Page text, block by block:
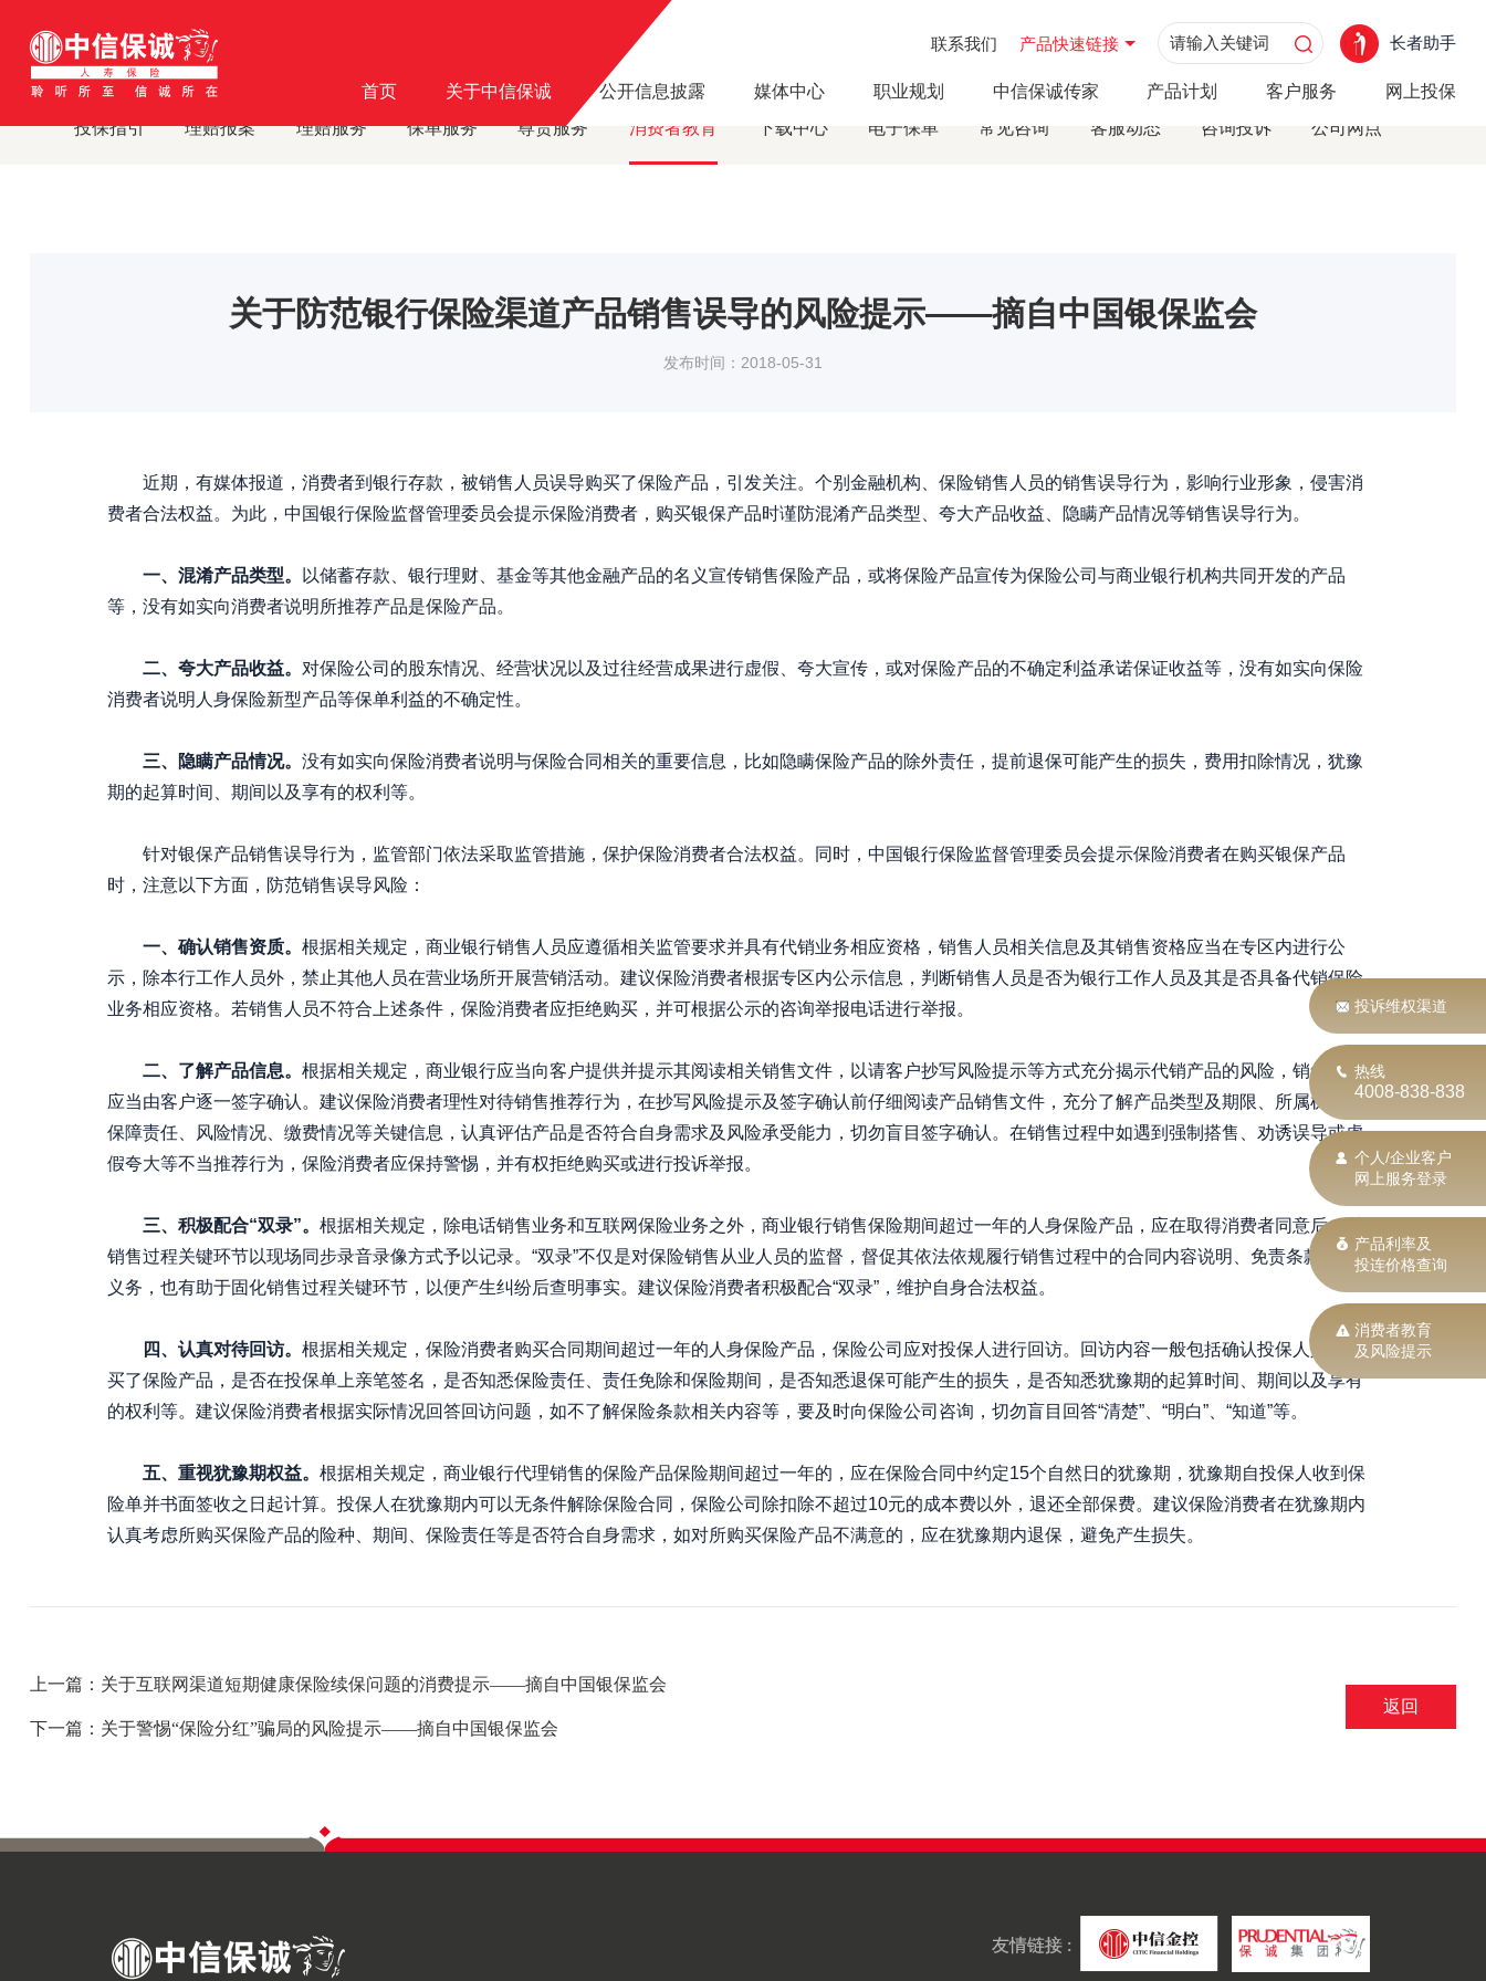
联系我们 产品快速链接 长者助手
首页 关于中信保诚 公开信息披露 媒体中心 职业规划 中信保诚传家 产品计划 客户服务 网上投保
首页 · 客户服务 · 关于防范银行保险渠道产品销售误导的风险提示——摘自中国银保监会
投保指引 理赔报案 理赔服务 保单服务 尊贵服务 消费者教育 下载中心 电子保单 常见咨询 客服动态 咨询投诉 公司网点
关于防范银行保险渠道产品销售误导的风险提示——摘自中国银保监会
发布时间：2018-05-31
近期，有媒体报道，消费者到银行存款，被销售人员误导购买了保险产品，引发关注。个别金融机构、保险销售人员的销售误导行为，影响行业形象，侵害消
费者合法权益。为此，中国银行保险监督管理委员会提示保险消费者，购买银保产品时谨防混淆产品类型、夸大产品收益、隐瞒产品情况等销售误导行为。
一、混淆产品类型。
以储蓄存款、银行理财、基金等其他金融产品的名义宣传销售保险产品，或将保险产品宣传为保险公司与商业银行机构共同开发的产品
等，没有如实向消费者说明所推荐产品是保险产品。
二、夸大产品收益。 对保险公司的股东情况、经营状况以及过往经营成果进行虚假、夸大宣传，或对保险产品的不确定利益承诺保证收益等，没有如实向保险
消费者说明人身保险新型产品等保单利益的不确定性。
三、隐瞒产品情况。 没有如实向保险消费者说明与保险合同相关的重要信息，比如隐瞒保险产品的除外责任，提前退保可能产生的损失，费用扣除情况，犹豫
期的起算时间、期间以及享有的权利等。
针对银保产品销售误导行为，监管部门依法采取监管措施，保护保险消费者合法权益。同时，中国银行保险监督管理委员会提示保险消费者在购买银保产品
时，注意以下方面，防范销售误导风险：
一、确认销售资质。 根据相关规定，商业银行销售人员应遵循相关监管要求并具有代销业务相应资格，销售人员相关信息及其销售资格应当在专区内进行公
示，除本行工作人员外，禁止其他人员在营业场所开展营销活动。建议保险消费者根据专区内公示信息，判断销售人员是否为银行工作人员及其是否具备代销保险
业务相应资格。若销售人员不符合上述条件，保险消费者应拒绝购买，并可根据公示的咨询举报电话进行举报。
二、了解产品信息。 根据相关规定，商业银行应当向客户提供并提示其阅读相关销售文件，以请客户抄写风险提示等方式充分揭示代销产品的风险，销售文件
应当由客户逐一签字确认。建议保险消费者理性对待销售推荐行为，在抄写风险提示及签字确认前仔细阅读产品销售文件，充分了解产品类型及期限、所属机构、
保障责任、风险情况、缴费情况等关键信息，认真评估产品是否符合自身需求及风险承受能力，切勿盲目签字确认。在销售过程中如遇到强制搭售、劝诱误导或虚
假夸大等不当推荐行为，保险消费者应保持警惕，并有权拒绝购买或进行投诉举报。
三、积极配合“双录”。 根据相关规定，除电话销售业务和互联网保险业务之外，商业银行销售保险期间超过一年的人身保险产品，应在取得消费者同意后，对
销售过程关键环节以现场同步录音录像方式予以记录。“双录”不仅是对保险销售从业人员的监督，督促其依法依规履行销售过程中的合同内容说明、免责条款提示等
义务，也有助于固化销售过程关键环节，以便产生纠纷后查明事实。建议保险消费者积极配合“双录”，维护自身合法权益。
四、认真对待回访。 根据相关规定，保险消费者购买合同期间超过一年的人身保险产品，保险公司应对投保人进行回访。回访内容一般包括确认投保人是否购
买了保险产品，是否在投保单上亲笔签名，是否知悉保险责任、责任免除和保险期间，是否知悉退保可能产生的损失，是否知悉犹豫期的起算时间、期间以及享有
的权利等。建议保险消费者根据实际情况回答回访问题，如不了解保险条款相关内容等，要及时向保险公司咨询，切勿盲目回答“清楚”、“明白”、“知道”等。
五、重视犹豫期权益。 根据相关规定，商业银行代理销售的保险产品保险期间超过一年的，应在保险合同中约定15个自然日的犹豫期，犹豫期自投保人收到保
险单并书面签收之日起计算。投保人在犹豫期内可以无条件解除保险合同，保险公司除扣除不超过10元的成本费以外，退还全部保费。建议保险消费者在犹豫期内
认真考虑所购买保险产品的险种、期间、保险责任等是否符合自身需求，如对所购买保险产品不满意的，应在犹豫期内退保，避免产生损失。
上一篇：关于互联网渠道短期健康保险续保问题的消费提示——摘自中国银保监会
下一篇：关于警惕“保险分红”骗局的风险提示——摘自中国银保监会
返回
友情链接 :
投诉维权渠道
热线
4008-838-838
个人/企业客户
网上服务登录
产品利率及
投连价格查询
消费者教育
及风险提示